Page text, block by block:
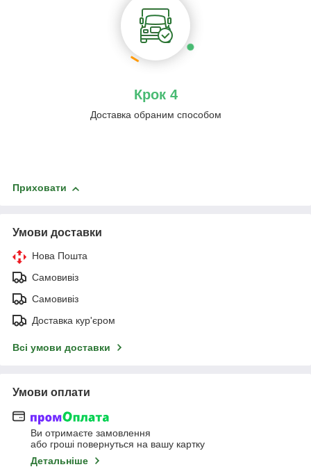
Крок 4
Доставка обраним способом
Приховати
Умови доставки
Нова Пошта
Самовивіз
Самовивіз
Доставка кур'єром
Всі умови доставки
Умови оплати
Ви отримаєте замовлення
або гроші повернуться на вашу картку
Детальніше